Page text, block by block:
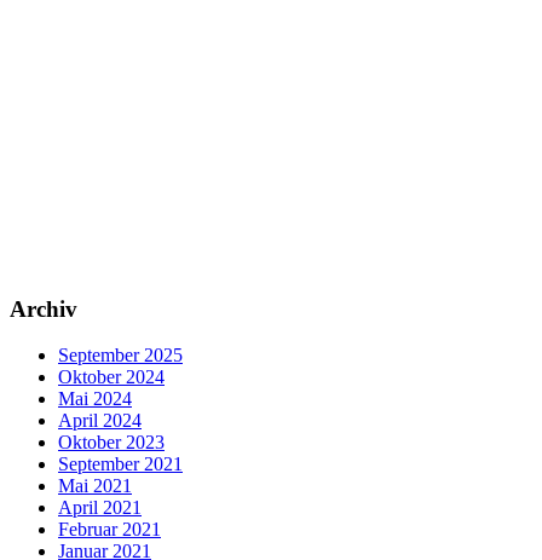
Archiv
September 2025
Oktober 2024
Mai 2024
April 2024
Oktober 2023
September 2021
Mai 2021
April 2021
Februar 2021
Januar 2021